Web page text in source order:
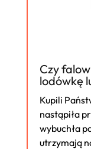
Czy
lodówkę
Kupili
nastąpiła
wybuchła
utrzymają